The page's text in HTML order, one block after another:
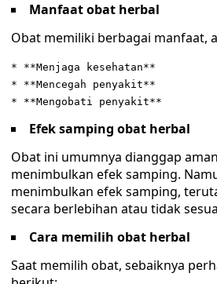
Manfaat obat herbal
Obat memiliki berbagai manfaat,
* **Menjaga kesehatan**
* **Mencegah penyakit**
* **Mengobati penyakit**
Efek samping obat herbal
Obat ini umumnya dianggap
menimbulkan efek samping.
menimbulkan efek samping,
secara berlebihan atau tidak
Cara memilih obat herbal
Saat memilih obat, sebaiknya